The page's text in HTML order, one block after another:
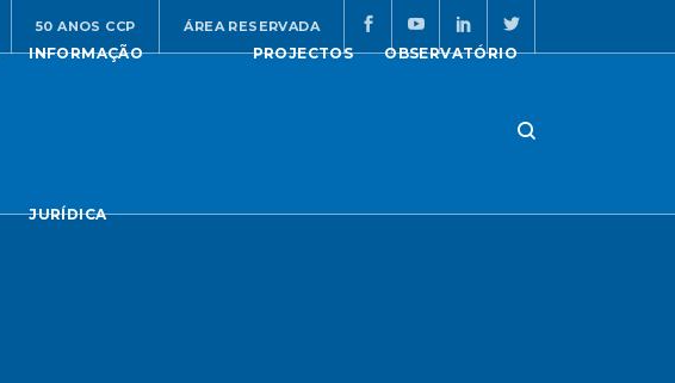
50 ANOS CCP ÁREA RESERVADA
INFORMAÇÃO
JURÍDICA
PROJECTOS OBSERVATÓRIO